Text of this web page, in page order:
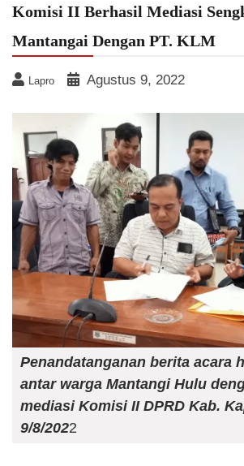
Komisi II Berhasil Mediasi
Mantangai Dengan PT. KLM
Lapro Agustus 9, 2022
Penandatanganan berita acara
antar warga Mantangi Hulu
mediasi Komisi II DPRD Kab.
9/8/2022